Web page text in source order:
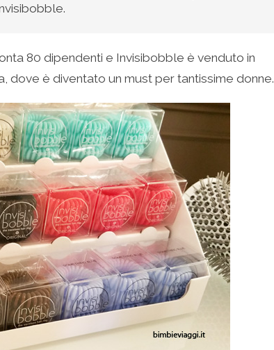
80 dipendenti e Invisibobble è venduto in
dove è diventato un must per tantissime donne.